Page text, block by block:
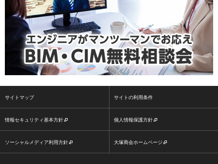
サイトマップ サイトの利用条件
情報セキュリティ基本方針 個人情報保護方針
ソーシャルメディア利用方針 大塚商会ホームページ